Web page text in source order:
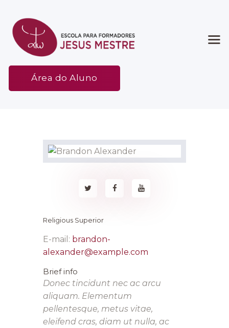
Área do Aluno
Início
Associação
Religious Superior
E-mail: brandon-
alexander@example.com
Brief info
Donec tincidunt nec ac arcu
aliquam. Elementum
pellentesque, metus vitae,
eleifend cras, diam ut nulla, ac